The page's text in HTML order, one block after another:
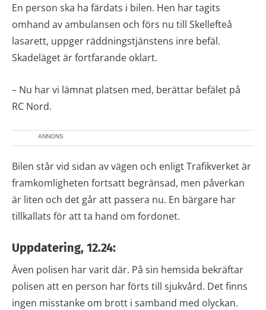
En person ska ha färdats i bilen. Hen har tagits
omhand av ambulansen och förs nu till Skellefteå
lasarett, uppger räddningstjänstens inre befäl.
Skadeläget är fortfarande oklart.
– Nu har vi lämnat platsen med, berättar befälet på
RC Nord.
ANNONS
Bilen står vid sidan av vägen och enligt Trafikverket är
framkomligheten fortsatt begränsad, men påverkan
är liten och det går att passera nu. En bärgare har
tillkallats för att ta hand om fordonet.
Uppdatering, 12.24:
Även polisen har varit där. På sin hemsida bekräftar
polisen att en person har förts till sjukvård. Det finns
ingen misstanke om brott i samband med olyckan.